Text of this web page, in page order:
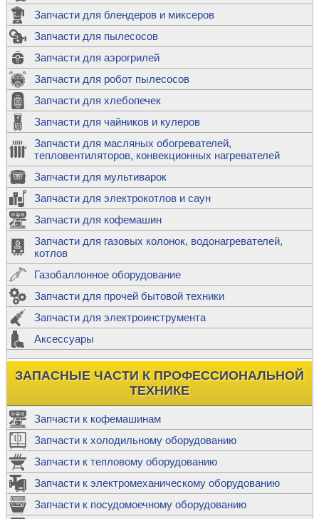
Запчасти для блендеров и миксеров
Запчасти для пылесосов
Запчасти для аэрогрилей
Запчасти для робот пылесосов
Запчасти для хлебопечек
Запчасти для чайников и кулеров
Запчасти для масляных обогревателей,
тепловентиляторов, конвекционных нагревателей
Запчасти для мультиварок
Запчасти для электрокотлов и саун
Запчасти для кофемашин
Запчасти для газовых колонок, водонагревателей,
котлов
Газобаллонное оборудование
Запчасти для прочей бытовой техники
Запчасти для электроинструмента
Аксессуары
ЗАПАСНЫЕ ЧАСТИ К ПРОФЕССИОНАЛЬНОЙ
ТЕХНИКЕ
Запчасти к кофемашинам
Запчасти к холодильному оборудованию
Запчасти к тепловому оборудованию
Запчасти к электромеханическому оборудованию
Запчасти к посудомоечному оборудованию